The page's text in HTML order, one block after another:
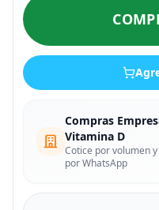
Compras
Vitamina D
Cotice por volumen
por WhatsApp